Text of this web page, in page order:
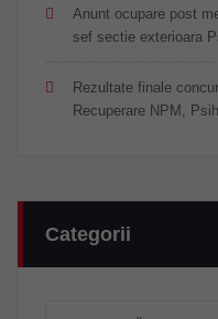
Anunt ocupare post
sef sectie exterioara
Rezultate finale
Recuperare NPM,
Categorii